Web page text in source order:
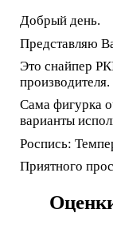
Добрый день.
Представляю
Это снайпер
производителя.
Сама фигурка
варианты
Роспись:
Приятного